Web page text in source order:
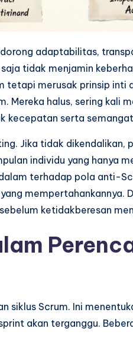
adaptabilitas,
tidak menjamin
tetapi merusak prinsip inti
Mereka halus, sering kali
kecepatan serta
Jika tidak dikendalikan,
individu yang hanya
terhadap pola anti-
mempertahankannya.
ketidakberesan
siklus Scrum. Ini
akan terganggu.